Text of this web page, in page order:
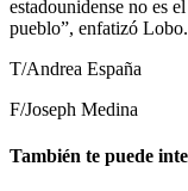
estadounidense no es
pueblo”, enfatizó Lobo.
T/Andrea España
F/Joseph Medina
También te puede